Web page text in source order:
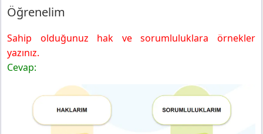
Öğrenelim
Sahip olduğunuz hak ve sorumluluklara örnekler
yazınız.
Cevap: